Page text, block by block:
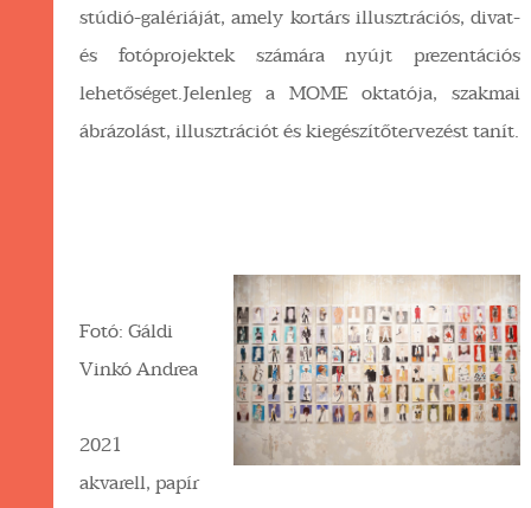
stúdió-galériáját, amely kortárs illusztrációs, divat-
és fotóprojektek számára nyújt prezentációs
lehetőséget.Jelenleg a MOME oktatója, szakmai
ábrázolást, illusztrációt és kiegészítőtervezést tanít.
Fotó: Gáldi
Vinkó Andrea
2021
akvarell, papír